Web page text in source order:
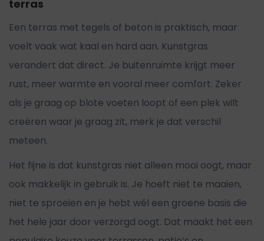
terras
Een terras met tegels of beton is praktisch, maar
voelt vaak wat kaal en hard aan. Kunstgras
verandert dat direct. Je buitenruimte krijgt meer
rust, meer warmte en vooral meer comfort. Zeker
als je graag op blote voeten loopt of een plek wilt
creëren waar je graag zit, merk je dat verschil
meteen.
Het fijne is dat kunstgras niet alleen mooi oogt, maar
ook makkelijk in gebruik is. Je hoeft niet te maaien,
niet te sproeien en je hebt wél een groene basis die
het hele jaar door verzorgd oogt. Dat maakt het een